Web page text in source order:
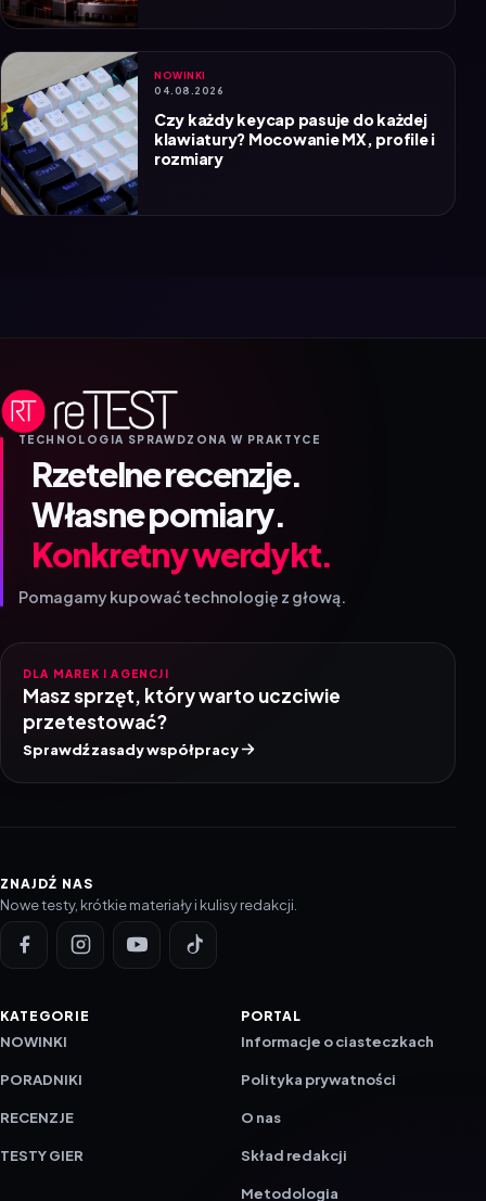
NOWINKI
04.08.2026
Czy każdy keycap pasuje do każdej
klawiatury? Mocowanie MX, profile i
rozmiary
TECHNOLOGIA SPRAWDZONA W PRAKTYCE
Rzetelne recenzje.
Własne pomiary.
Konkretny werdykt.
Pomagamy kupować technologię z głową.
DLA MAREK I AGENCJI
Masz sprzęt, który warto uczciwie
przetestować?
Sprawdź zasady współpracy
ZNAJDŹ NAS
Nowe testy, krótkie materiały i kulisy redakcji.
KATEGORIE
NOWINKI
PORADNIKI
RECENZJE
TESTY GIER
PORTAL
Informacje o ciasteczkach
Polityka prywatności
O nas
Skład redakcji
Metodologia